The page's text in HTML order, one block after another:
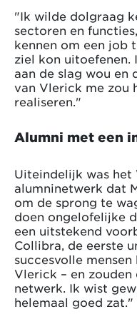
"Ik wilde dolgraag
sectoren en
kennen om een job
ziel kon
aan de slag wou
van Vlerick me zou
realiseren."
Alumni met een
Uiteindelijk was
alumninetwerk dat
om de sprong te
doen ongelofelijke
een uitstekend
Collibra, de eerste
succesvolle
Vlerick – en
netwerk. Ik wist
helemaal goed zat."